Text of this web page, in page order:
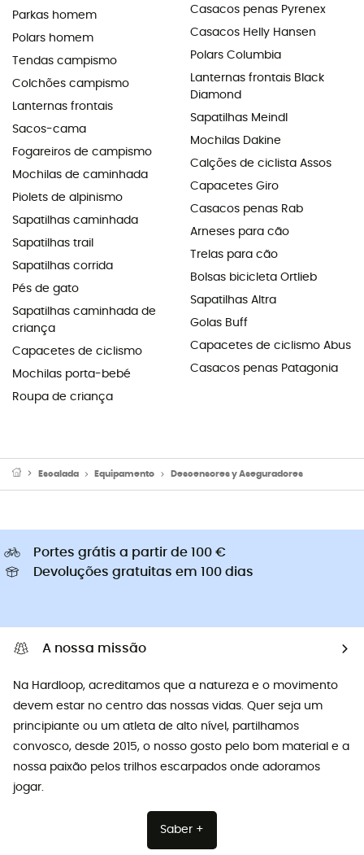
Parkas homem
Polars homem
Tendas campismo
Colchões campismo
Lanternas frontais
Sacos-cama
Fogareiros de campismo
Mochilas de caminhada
Piolets de alpinismo
Sapatilhas caminhada
Sapatilhas trail
Sapatilhas corrida
Pés de gato
Sapatilhas caminhada de
criança
Capacetes de ciclismo
Mochilas porta-bebé
Roupa de criança
Casacos penas Pyrenex
Casacos Helly Hansen
Polars Columbia
Lanternas frontais Black
Diamond
Sapatilhas Meindl
Mochilas Dakine
Calções de ciclista Assos
Capacetes Giro
Casacos penas Rab
Arneses para cão
Trelas para cão
Bolsas bicicleta Ortlieb
Sapatilhas Altra
Golas Buff
Capacetes de ciclismo Abus
Casacos penas Patagonia
Escalada Equipamento Descensores y Aseguradores
Portes grátis a partir de 100 €
Devoluções gratuitas em 100 dias
A nossa missão
Na Hardloop, acreditamos que a natureza e o movimento
devem estar no centro das nossas vidas. Quer seja um
principiante ou um atleta de alto nível, partilhamos
convosco, desde 2015, o nosso gosto pelo bom material e a
nossa paixão pelos trilhos escarpados onde adoramos
jogar.
Saber +